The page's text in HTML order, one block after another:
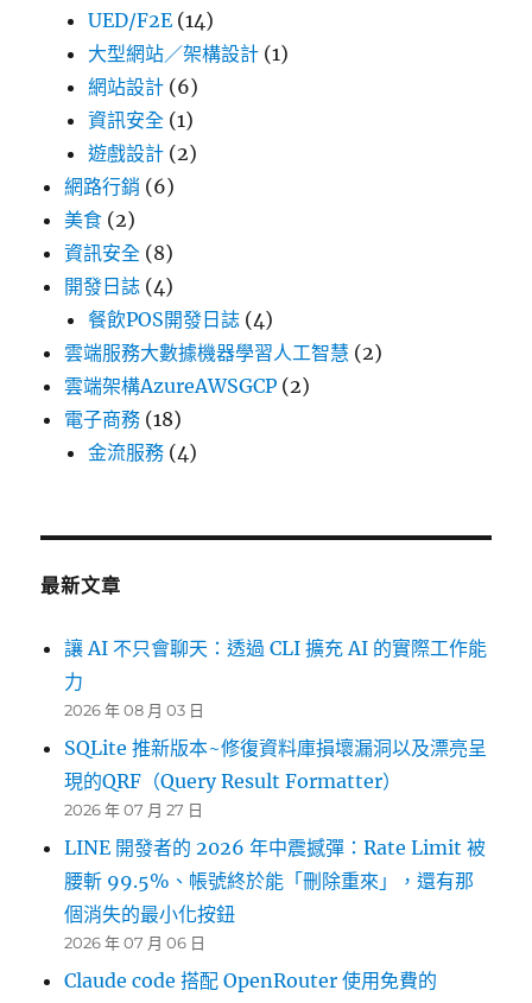
UED/F2E (14)
大型網站／架構設計 (1)
網站設計 (6)
資訊安全 (1)
遊戲設計 (2)
網路行銷 (6)
美食 (2)
資訊安全 (8)
開發日誌 (4)
餐飲POS開發日誌 (4)
雲端服務大數據機器學習人工智慧 (2)
雲端架構AzureAWSGCP (2)
電子商務 (18)
金流服務 (4)
最新文章
讓 AI 不只會聊天：透過 CLI 擴充 AI 的實際工作能
力
2026 年 08 月 03 日
SQLite 推新版本~修復資料庫損壞漏洞以及漂亮呈
現的QRF（Query Result Formatter）
2026 年 07 月 27 日
LINE 開發者的 2026 年中震撼彈：Rate Limit 被
腰斬 99.5%、帳號終於能「刪除重來」，還有那
個消失的最小化按鈕
2026 年 07 月 06 日
Claude code 搭配 OpenRouter 使用免費的